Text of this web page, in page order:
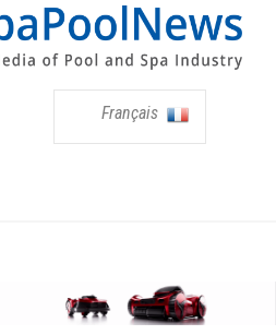
Français